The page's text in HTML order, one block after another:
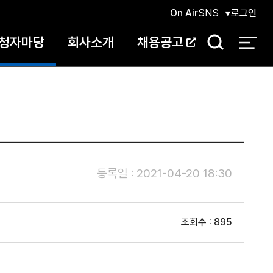
자마당 회사소개 채용공고
On AirSNS 로그인
검
등록일 : 2021-04-20 18:30
조회수 : 895